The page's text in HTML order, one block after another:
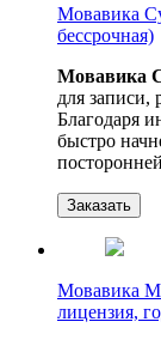
Мовавика
бессрочная)
Мовавика
для записи,
Благодаря
быстро
Заказать
Мовавика
лицензия,